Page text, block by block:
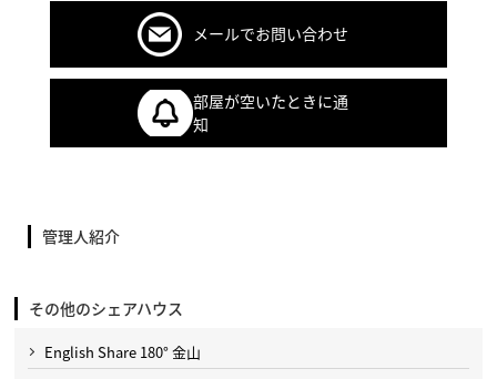
メールでお問い合わせ
部屋が空いたときに通
知
管理人紹介
その他のシェアハウス
English Share 180° 金山